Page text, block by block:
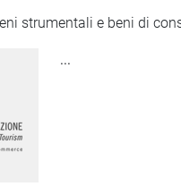
strumentali e beni di
...